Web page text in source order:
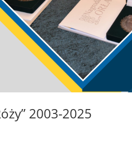
2003-2025